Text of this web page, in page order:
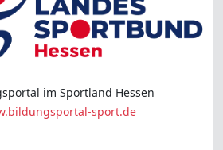
im Sportland Hessen
sport.de